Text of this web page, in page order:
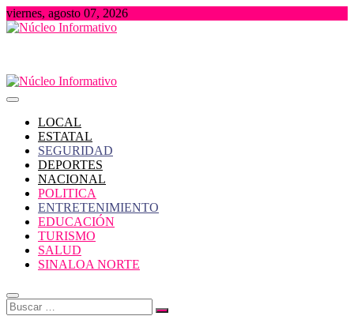
Saltar
al
viernes, agosto 07, 2026
LOCAL
ESTATAL
SEGURIDAD
DEPORTES
NACIONAL
POLITICA
ENTRETENIMIENTO
EDUCACIÓN
TURISMO
SALUD
SINALOA NORTE
Buscar
…